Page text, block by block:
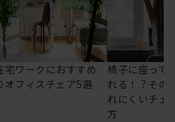
宅ワークにおすすめ
オフィスチェア5選
椅子に座って
れる！？その
れにくいチェ
方